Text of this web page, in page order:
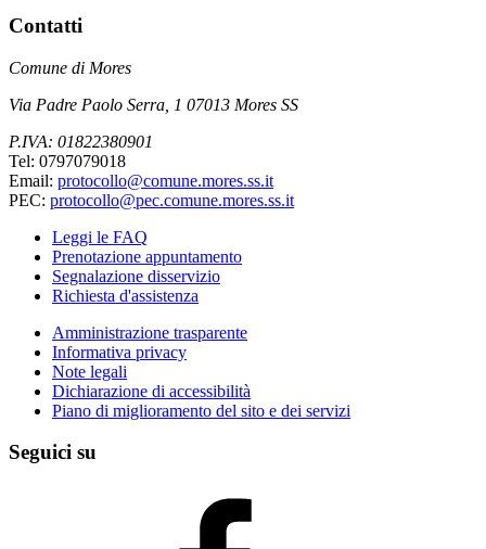
Contatti
Comune di Mores
Via Padre Paolo Serra, 1 07013 Mores SS
P.IVA: 01822380901
Tel: 0797079018
Email: protocollo@comune.mores.ss.it
PEC: protocollo@pec.comune.mores.ss.it
Leggi le FAQ
Prenotazione appuntamento
Segnalazione disservizio
Richiesta d'assistenza
Amministrazione trasparente
Informativa privacy
Note legali
Dichiarazione di accessibilità
Piano di miglioramento del sito e dei servizi
Seguici su